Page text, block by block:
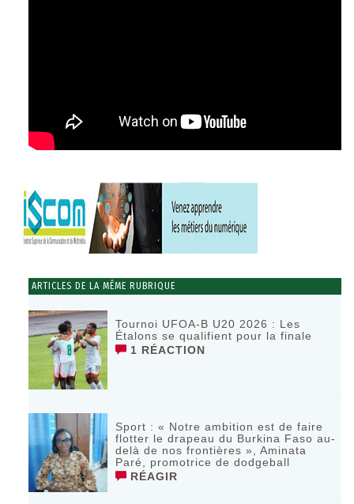
ARTICLES DE LA MÊME RUBRIQUE
Tournoi UFOA-B U20 2026 : Les
Étalons se qualifient pour la finale
1 RÉACTION
Sport : « Notre ambition est de faire
flotter le drapeau du Burkina Faso au-
delà de nos frontières », Aminata
Paré, promotrice de dodgeball
RÉAGIR